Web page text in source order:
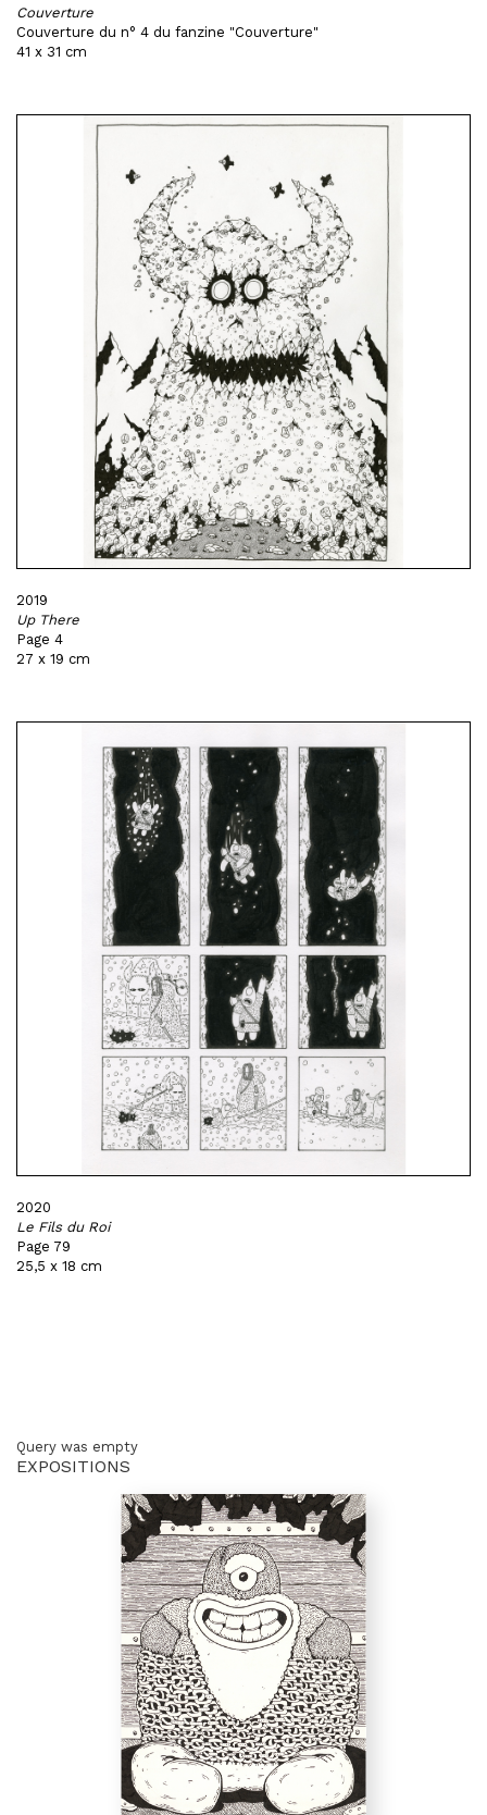
Couverture
Couverture du n° 4 du fanzine "Couverture"
41 x 31 cm
2019
Up There
Page 4
27 x 19 cm
2020
Le Fils du Roi
Page 79
25,5 x 18 cm
Query was empty
EXPOSITIONS